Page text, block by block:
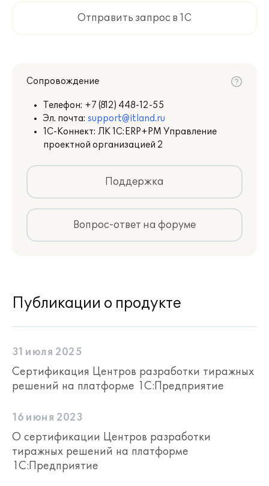
1С:PM Управление проектами ПРОФ
Отправить запрос в 1С
Сопровождение
Телефон: +7 (812) 448-12-55
Эл. почта: support@itland.ru
1С-Коннект: ЛК 1С:ERP+PM Управление
проектной организацией 2
Поддержка
Вопрос-ответ на форуме
Публикации о продукте
31 июля 2025
Сертификация Центров разработки тиражных
решений на платформе 1С:Предприятие
16 июня 2023
О сертификации Центров разработки
тиражных решений на платформе
1С:Предприятие